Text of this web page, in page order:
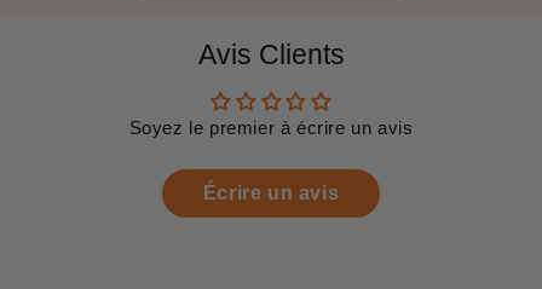
Avis Clients
Soyez le premier à écrire un avis
Écrire un avis